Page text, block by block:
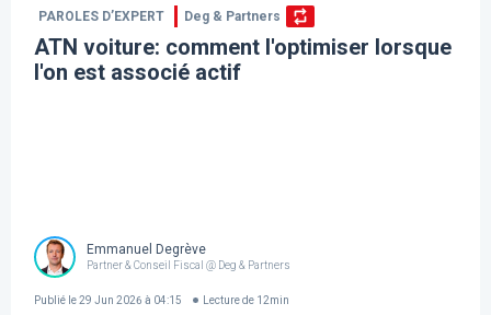
PAROLES D’EXPERT Deg & Partners
ATN voiture: comment l'optimiser lorsque
l'on est associé actif
Emmanuel Degrève
Partner & Conseil Fiscal @ Deg & Partners
Publié le29 Jun 2026 à 04:15 Lecture de 12min